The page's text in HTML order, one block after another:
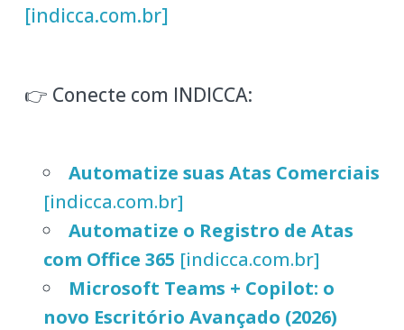
[indicca.com.br]
👉 Conecte com INDICCA:
Automatize suas Atas Comerciais
[indicca.com.br]
Automatize o Registro de Atas
com Office 365 [indicca.com.br]
Microsoft Teams + Copilot: o
novo Escritório Avançado (2026)